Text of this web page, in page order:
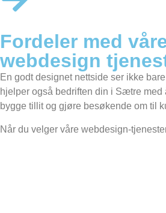
Fordeler med
webdesign
En godt designet nettside ser ikke
hjelper også bedriften din i Sætre med
bygge tillit og gjøre besøkende om til
Når du velger våre webdesign-